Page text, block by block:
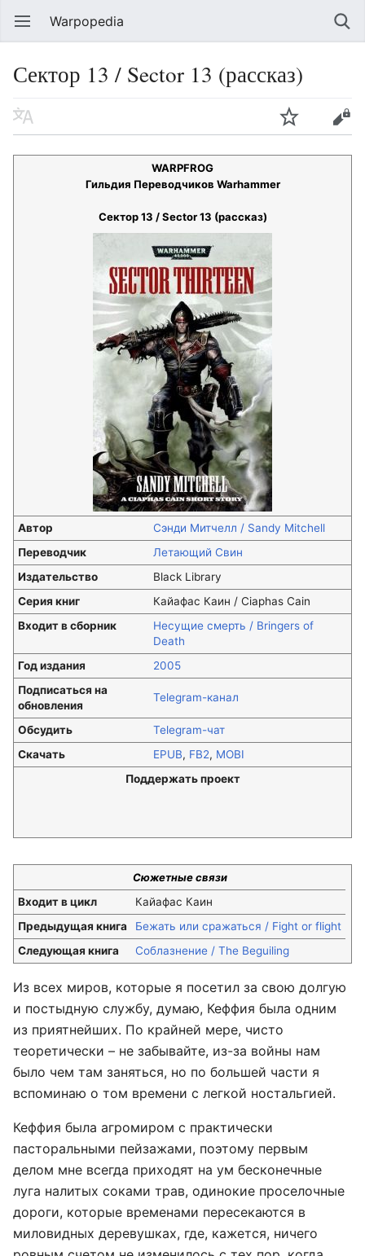
Warpopedia
Сектор 13 / Sector 13 (рассказ)
WARPFROG
Гильдия Переводчиков Warhammer
Сектор 13 / Sector 13 (рассказ)
Автор
Сэнди Митчелл / Sandy Mitchell
Переводчик
Летающий Свин
Издательство
Black Library
Серия книг
Кайафас Каин / Ciaphas Cain
Входит в сборник
Несущие смерть / Bringers of
Death
Год издания
2005
Подписаться на
обновления
Telegram-канал
Обсудить
Telegram-чат
Скачать
EPUB, FB2, MOBI
Поддержать проект
Сюжетные связи
Входит в цикл
Кайафас Каин
Предыдущая книга
Бежать или сражаться / Fight or flight
Следующая книга
Соблазнение / The Beguiling
Из всех миров, которые я посетил за свою долгую
и постыдную службу, думаю, Кеффия была одним
из приятнейших. По крайней мере, чисто
теоретически – не забывайте, из-за войны нам
было чем там заняться, но по большей части я
вспоминаю о том времени с легкой ностальгией.
Кеффия была агромиром с практически
пасторальными пейзажами, поэтому первым
делом мне всегда приходят на ум бесконечные
луга налитых соками трав, одинокие проселочные
дороги, которые временами пересекаются в
миловидных деревушках, где, кажется, ничего